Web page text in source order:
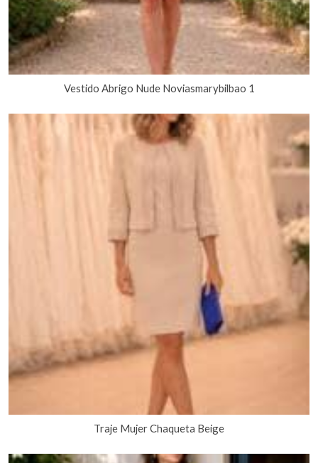
Vestido Abrigo Nude Noviasmarybilbao 1
Traje Mujer Chaqueta Beige